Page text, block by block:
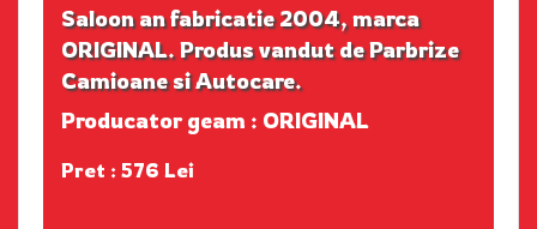
Saloon an fabricatie 2004, marca
ORIGINAL. Produs vandut de Parbrize
Camioane si Autocare.
Producator geam : ORIGINAL
Pret : 576 Lei